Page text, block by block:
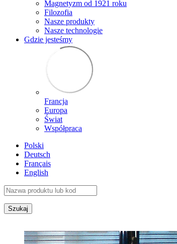
Magnetyzm od 1921 roku
Filozofia
Nasze produkty
Nasze technologie
Gdzie jesteśmy
Francja
Europa
Świat
Współpraca
Polski
Deutsch
Français
English